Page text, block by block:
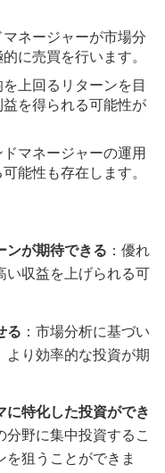
ネージャーが市場分
に売買を行います。
上回るリターンを目
を得られる可能性が
マネージャーの運用
能性も存在します。
ンが期待できる ：優れ
い収益を上げられる可
る ：市場分析に基づい
より効率的な投資が期
に特化した投資ができ
分野に集中投資するこ
を狙うことができま